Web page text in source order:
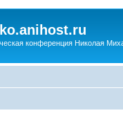
конференция Николая